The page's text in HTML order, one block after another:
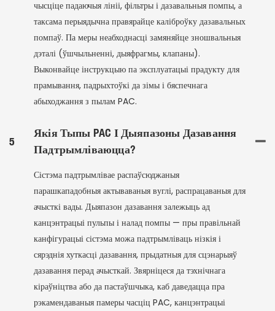
чысціце падаючыя лініі, фільтры і дазавальныя помпы, а
таксама перыядычна правярайце каліброўку дазавальных
помпаў. Па меры неабходнасці замяняйце зношвальныя
дэталі (ўшчыльненні, дыяфрагмы, клапаны).
Выконвайце інструкцыю па эксплуатацыі прадукту для
прамывання, падрыхтоўкі да зімы і бяспечнага
абыходжання з пылам PAC.
5
Якія Тыпы PAC І Дыяпазоны Дазавання
Падтрымліваюцца?
Сістэма падтрымлівае распаўсюджаныя
парашкападобныя актываваныя вуглі, распрацаваныя для
ачысткі вады. Дыяпазон дазавання залежыць ад
канцэнтрацыі пульпы і налад помпы — пры правільнай
канфігурацыі сістэма можа падтрымліваць нізкія і
сярэднія хуткасці дазавання, прыдатныя для сцэнарыяў
дазавання перад ачысткай. Звярніцеся да тэхнічнага
кіраўніцтва або да пастаўшчыка, каб даведацца пра
рэкамендаваныя памеры часціц PAC, канцэнтрацыі